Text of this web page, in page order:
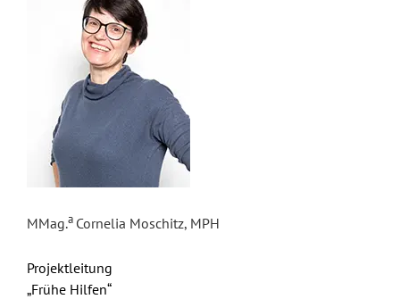
MMag.a Cornelia Moschitz, MPH
Projektleitung
„Frühe Hilfen“